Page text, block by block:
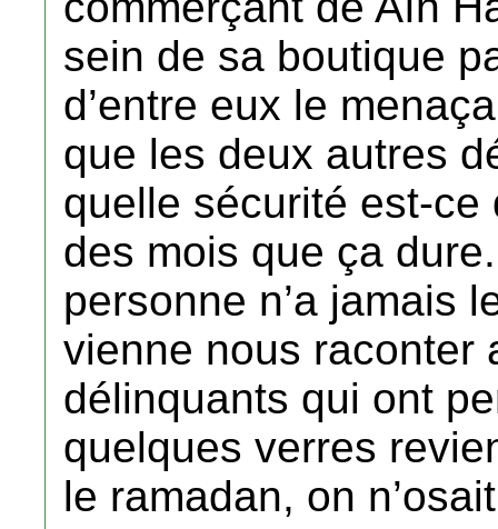
sein de sa boutique
d’entre eux le
que les deux autres
quelle sécurité est-ce
des mois que ça
personne n’a jamais
vienne nous raconter
délinquants qui ont
quelques verres
le ramadan, on